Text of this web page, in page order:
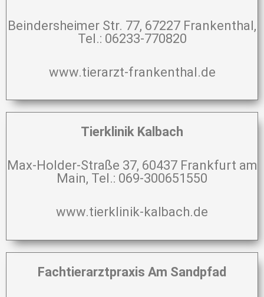
Beindersheimer Str. 77, 67227 Frankenthal,
Tel.: 06233-770820
www.tierarzt-frankenthal.de
Tierklinik Kalbach
Max-Holder-Straße 37, 60437 Frankfurt am
Main, Tel.: 069-300651550
www.tierklinik-kalbach.de
Fachtierarztpraxis Am Sandpfad